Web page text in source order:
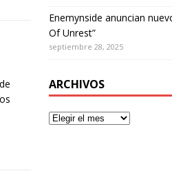
Enemynside anuncian
Of Unrest”
septiembre 28, 2025
ARCHIVOS